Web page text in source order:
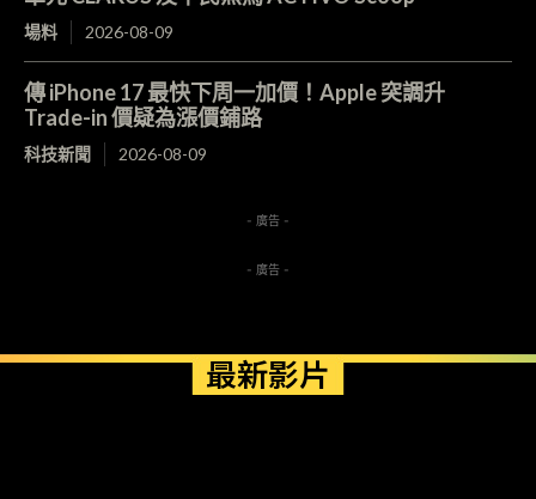
場料 2026-08-09
傳 iPhone 17 最快下周一加價！Apple 突調升
Trade-in 價疑為漲價鋪路
科技新聞 2026-08-09
- 廣告 -
- 廣告 -
最新影片